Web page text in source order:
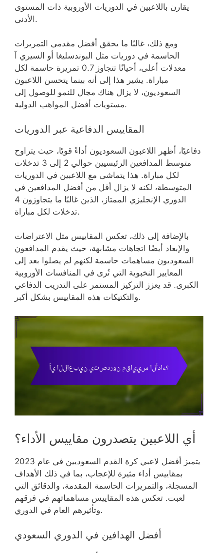
يقارن باللاعبين في الدوريات الأوروبية ذات المستوى
الأدنى.
ومع ذلك، غالبًا ما يحقق أفضل مقدمي التمريرات
الحاسمة في دوريات مثل البوندسليغا أو السيري آ
معدلات أعلى، أحيانًا تتجاوز 0.7 تمريرة حاسمة لكل
مباراة. يشير هذا إلى أنه بينما يتحسن اللاعبون
السعوديون، لا يزال هناك مجال للنمو للوصول إلى
مستويات أفضل المواهب الدولية.
المقاييس الدفاعية عبر الدوريات
دفاعيًا، أظهر اللاعبون السعوديون أداءً قويًا، حيث يتراوح
متوسط المدافعين الرئيسيين حوالي 2 إلى 3 تدخلات
لكل مباراة. هذا يتماشى مع اللاعبين في الدوريات
المتوسطة، لكنه لا يزال أقل من أفضل المدافعين في
الدوري الإنجليزي الممتاز، الذين غالبًا ما يتجاوزون 4
تدخلات لكل مباراة.
بالإضافة إلى ذلك، تعكس المقاييس مثل الاعتراضات
والإبعاد أيضًا اتجاهات مشابهة، حيث يقدم المدافعون
السعوديون مساهمات حاسمة لكنهم لم يصلوا بعد إلى
المعايير النخبوية التي تُرى في المنافسات الأوروبية
الكبرى. قد يعزز التركيز المستمر على التدريب الدفاعي
والتكتيكات هذه المقاييس بشكل أكبر.
أي اللاعبين يتصدرون مقاييس الأداء؟
يتميز أفضل لاعبي كرة القدم السعوديين في عام 2023
بمقاييس أداء مثيرة للإعجاب، بما في ذلك الأهداف
المسجلة، والتمريرات الحاسمة المقدمة، والدقائق التي
لعبت. تعكس هذه المقاييس مساهماتهم في فرقهم
وتأثيرهم العام في الدوري.
أفضل الهدافين في الدوري السعودي